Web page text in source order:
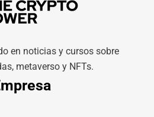
en noticias y cursos sobre
metaverso y NFTs.